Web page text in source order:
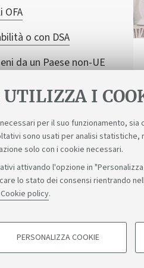
UTILIZZA I
per il suo funzionamento,
sono usati per analisi
solo con i cookie necessari.
attivando l'opzione in
lo stato dei consensi rientrando
policy.
PERSONALIZZA COOKIE
OFA
o con DSA
da un Paese non-UE
- Università di Bologna - Via
e accessibilità Impostazioni